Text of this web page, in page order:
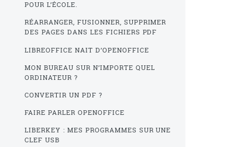
POUR L’ÉCOLE.
RÉARRANGER, FUSIONNER, SUPPRIMER
DES PAGES DANS LES FICHIERS PDF
LIBREOFFICE NAIT D’OPENOFFICE
MON BUREAU SUR N’IMPORTE QUEL
ORDINATEUR ?
CONVERTIR UN PDF ?
FAIRE PARLER OPENOFFICE
LIBERKEY : MES PROGRAMMES SUR UNE
CLEF USB